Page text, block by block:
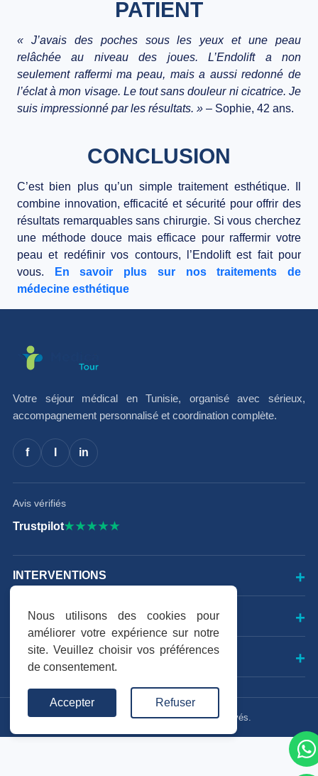
PATIENT
« J’avais des poches sous les yeux et une peau
relâchée au niveau des joues. L’Endolift a non
seulement raffermi ma peau, mais a aussi redonné de
l’éclat à mon visage. Le tout sans douleur ni cicatrice. Je
suis impressionné par les résultats. » – Sophie, 42 ans.
CONCLUSION
C’est bien plus qu’un simple traitement esthétique. Il
combine innovation, efficacité et sécurité pour offrir des
résultats remarquables sans chirurgie. Si vous cherchez
une méthode douce mais efficace pour raffermir votre
peau et redéfinir vos contours, l’Endolift est fait pour
vous.
En savoir plus sur nos traitements de
médecine esthétique
Votre séjour médical en Tunisie, organisé avec sérieux,
accompagnement personnalisé et coordination complète.
f in
Avis vérifiés
Trustpilot★★★★★
INTERVENTIONS
MEDICA TOUR
CONTACT
© 2026 Medica Tour — Tous droits réservés.
Nous utilisons des cookies pour
améliorer votre expérience sur notre
site. Veuillez choisir vos préférences
de consentement.
Accepter Refuser